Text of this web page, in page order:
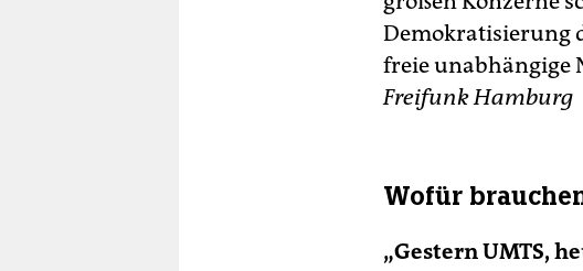
Demokratisierung
freie unabhängige
Freifunk Hamburg
Wofür
„Gestern UMTS,